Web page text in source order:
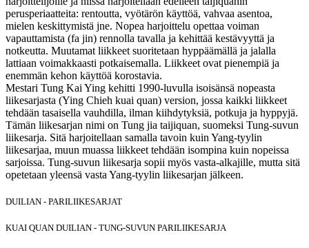
perusperiaatteita: rentoutta, vyötärön käyttöä, vahvaa asentoa,
mielen keskittymistä jne. Nopea harjoittelu opettaa voiman
vapauttamista (fa jin) rennolla tavalla ja kehittää kestävyyttä ja
notkeutta. Muutamat liikkeet suoritetaan hyppäämällä ja jalalla
lattiaan voimakkaasti potkaisemalla. Liikkeet ovat pienempiä ja
enemmän kehon käyttöä korostavia.
Mestari Tung Kai Ying kehitti 1990-luvulla isoisänsä nopeasta
liikesarjasta (Ying Chieh kuai quan) version, jossa kaikki liikkeet
tehdään tasaisella vauhdilla, ilman kiihdytyksiä, potkuja ja hyppyjä.
Tämän liikesarjan nimi on Tung jia taijiquan, suomeksi Tung-suvun
liikesarja. Sitä harjoitellaan samalla tavoin kuin Yang-tyylin
liikesarjaa, muun muassa liikkeet tehdään isompina kuin nopeissa
sarjoissa. Tung-suvun liikesarja sopii myös vasta-alkajille, mutta sitä
opetetaan yleensä vasta Yang-tyylin liikesarjan jälkeen.
DUILIAN - PARILIIKESARJAT
KUAI QUAN DUILIAN - TUNG-SUVUN PARILIIKESARJA